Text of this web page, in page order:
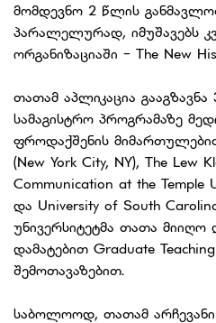
მომდევნო 2 წლის
პარალელურად, იმუშავებს
ორგანიზაციაში - The New
თათამ აპლიკაცია გააგზავნა
სამაგისტრო პროგრამაზე
ფროდაქშენის
(New York City, NY), The Lew
Communication at the Temple
და University of South
უნივერსიტეტმა თათა მიიღო
დამატებით Graduate
შემოთავაზებით.
საბოლოოდ, თათამ არჩევანი